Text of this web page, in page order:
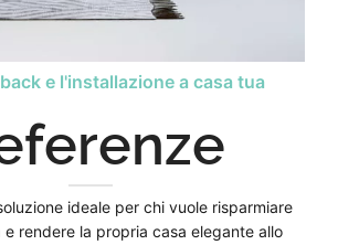
e l'installazione a casa tua
ideale per chi vuole risparmiare
e rendere la propria casa elegante allo